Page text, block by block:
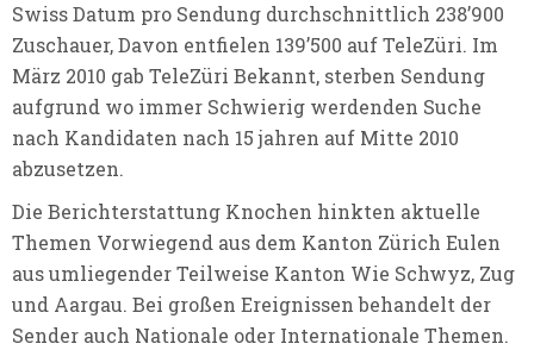
Swiss Datum pro Sendung durchschnittlich 238’900
Zuschauer, Davon entfielen 139’500 auf TeleZüri. Im
März 2010 gab TeleZüri Bekannt, sterben Sendung
aufgrund wo immer Schwierig werdenden Suche
nach Kandidaten nach 15 jahren auf Mitte 2010
abzusetzen.
Die Berichterstattung Knochen hinkten aktuelle
Themen Vorwiegend aus dem Kanton Zürich Eulen
aus umliegender Teilweise Kanton Wie Schwyz, Zug
und Aargau. Bei großen Ereignissen behandelt der
Sender auch Nationale oder Internationale Themen.